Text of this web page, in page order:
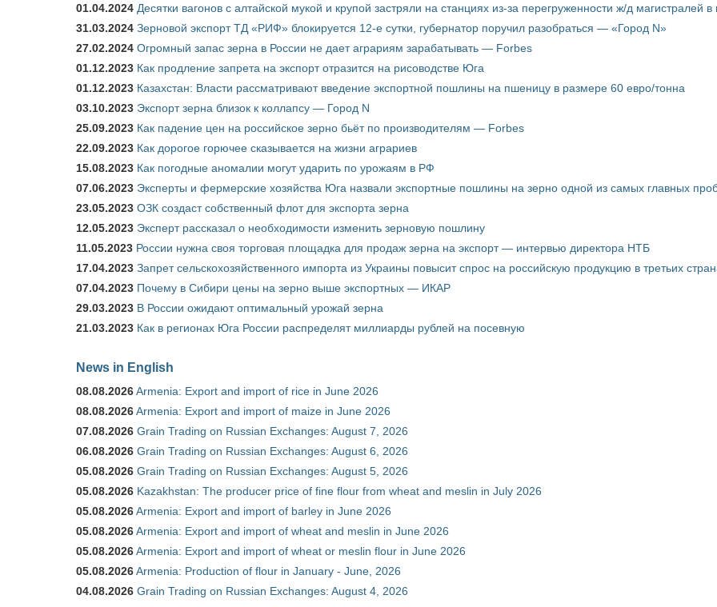
01.04.2024 Десятки вагонов с алтайской мукой и крупой застряли на станциях из-за перегруженности ж/д магистралей
31.03.2024 Зерновой экспорт ТД «РИФ» блокируется 12-е сутки, губернатор поручил разобраться — «Город N»
27.02.2024 Огромный запас зерна в России не дает аграриям зарабатывать — Forbes
01.12.2023 Как продление запрета на экспорт отразится на рисоводстве Юга
01.12.2023 Казахстан: Власти рассматривают введение экспортной пошлины на пшеницу в размере 60 евро/тонна
03.10.2023 Экспорт зерна близок к коллапсу — Город N
25.09.2023 Как падение цен на российское зерно бьёт по производителям — Forbes
22.09.2023 Как дорогое горючее сказывается на жизни аграриев
15.08.2023 Как погодные аномалии могут ударить по урожаям в РФ
07.06.2023 Эксперты и фермерские хозяйства Юга назвали экспортные пошлины на зерно одной из самых главных
23.05.2023 ОЗК создаст собственный флот для экспорта зерна
12.05.2023 Эксперт рассказал о необходимости изменить зерновую пошлину
11.05.2023 России нужна своя торговая площадка для продаж зерна на экспорт — интервью директора НТБ
17.04.2023 Запрет сельскохозяйственного импорта из Украины повысит спрос на российскую продукцию в третьих
07.04.2023 Почему в Сибири цены на зерно выше экспортных — ИКАР
29.03.2023 В России ожидают оптимальный урожай зерна
21.03.2023 Как в регионах Юга России распределят миллиарды рублей на посевную
News in English
08.08.2026Armenia: Export and import of rice in June 2026
08.08.2026Armenia: Export and import of maize in June 2026
07.08.2026 Grain Trading on Russian Exchanges: August 7, 2026
06.08.2026 Grain Trading on Russian Exchanges: August 6, 2026
05.08.2026 Grain Trading on Russian Exchanges: August 5, 2026
05.08.2026 Kazakhstan: The producer price of fine flour from wheat and meslin in July 2026
05.08.2026Armenia: Export and import of barley in June 2026
05.08.2026Armenia: Export and import of wheat and meslin in June 2026
05.08.2026Armenia: Export and import of wheat or meslin flour in June 2026
05.08.2026Armenia: Production of flour in January - June, 2026
04.08.2026 Grain Trading on Russian Exchanges: August 4, 2026